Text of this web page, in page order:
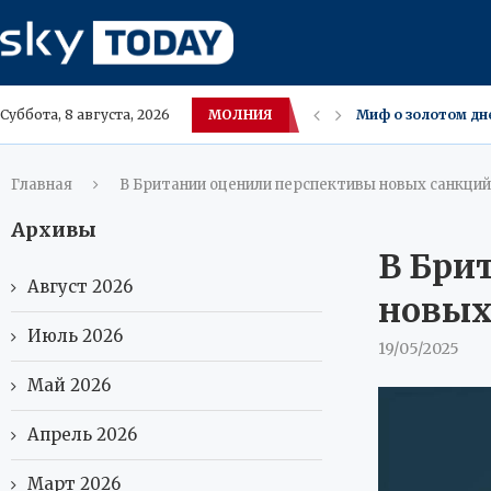
Суббота, 8 августа, 2026 МОЛНИЯ Во всех реках и
Тренер Валерий
Экспорт
Кардиолог
Минстроя:
В Янсе, где
Теплое море —
Билефельд
Главная В Британии оценили перспективы новых
В
19/05/2025
Архивы
Август 2026
Июль 2026
Май 2026
Апрель 2026
Март 2026